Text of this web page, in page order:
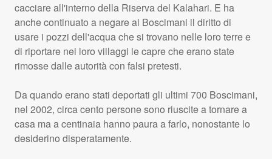
cacciare all'interno della Riserva del Kalahari. E ha
anche continuato a negare ai Boscimani il diritto di
usare i pozzi dell'acqua che si trovano nelle loro terre e
di riportare nei loro villaggi le capre che erano state
rimosse dalle autorità con falsi pretesti.
Da quando erano stati deportati gli ultimi 700 Boscimani,
nel 2002, circa cento persone sono riuscite a tornare a
casa ma a centinaia hanno paura a farlo, nonostante lo
desiderino disperatamente.